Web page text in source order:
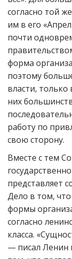
согласно той
им в его
почти
форма
поэтому
власти, только
них
работу по
свою сторону.
Вместе с тем
представляет
Дело в том,
формы
согласно
класса.
— писал Ленин